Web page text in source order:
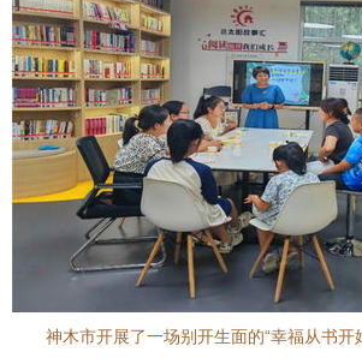
神木市开展了一场别开生面的“幸福从书开